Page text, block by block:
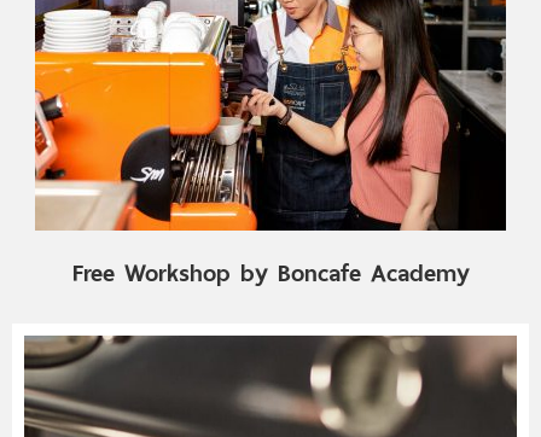
Free Workshop by Boncafe Academy